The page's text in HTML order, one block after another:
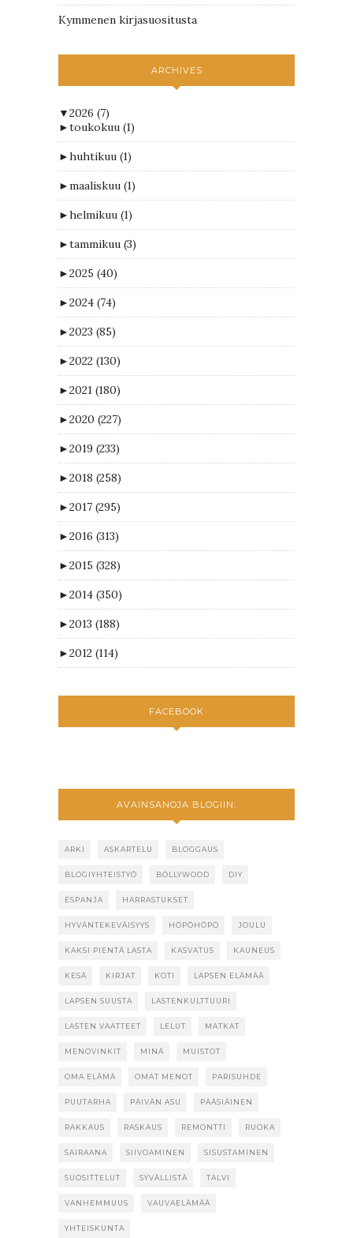
Kymmenen kirjasuositusta
ARCHIVES
▼2026 (7)
►toukokuu (1)
►huhtikuu (1)
►maaliskuu (1)
►helmikuu (1)
►tammikuu (3)
►2025 (40)
►2024 (74)
►2023 (85)
►2022 (130)
►2021 (180)
►2020 (227)
►2019 (233)
►2018 (258)
►2017 (295)
►2016 (313)
►2015 (328)
►2014 (350)
►2013 (188)
►2012 (114)
FACEBOOK
AVAINSANOJA BLOGIIN:
ARKI ASKARTELU BLOGGAUS
BLOGIYHTEISTYÖ BOLLYWOOD DIY
ESPANJA HARRASTUKSET
HYVÄNTEKEVÄISYYS HÖPÖHÖPÖ JOULU
KAKSI PIENTÄ LASTA KASVATUS KAUNEUS
KESÄ KIRJAT KOTI LAPSEN ELÄMÄÄ
LAPSEN SUUSTA LASTENKULTTUURI
LASTEN VAATTEET LELUT MATKAT
MENOVINKIT MINÄ MUISTOT
OMA ELÄMÄ OMAT MENOT PARISUHDE
PUUTARHA PÄIVÄN ASU PÄÄSIÄINEN
RAKKAUS RASKAUS REMONTTI RUOKA
SAIRAANA SIIVOAMINEN SISUSTAMINEN
SUOSITTELUT SYVÄLLISTÄ TALVI
VANHEMMUUS VAUVAELÄMÄÄ
YHTEISKUNTA